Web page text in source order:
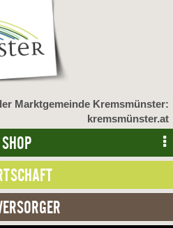
Marktgemeinde Kremsmünster:
kremsmünster.at
SHOP